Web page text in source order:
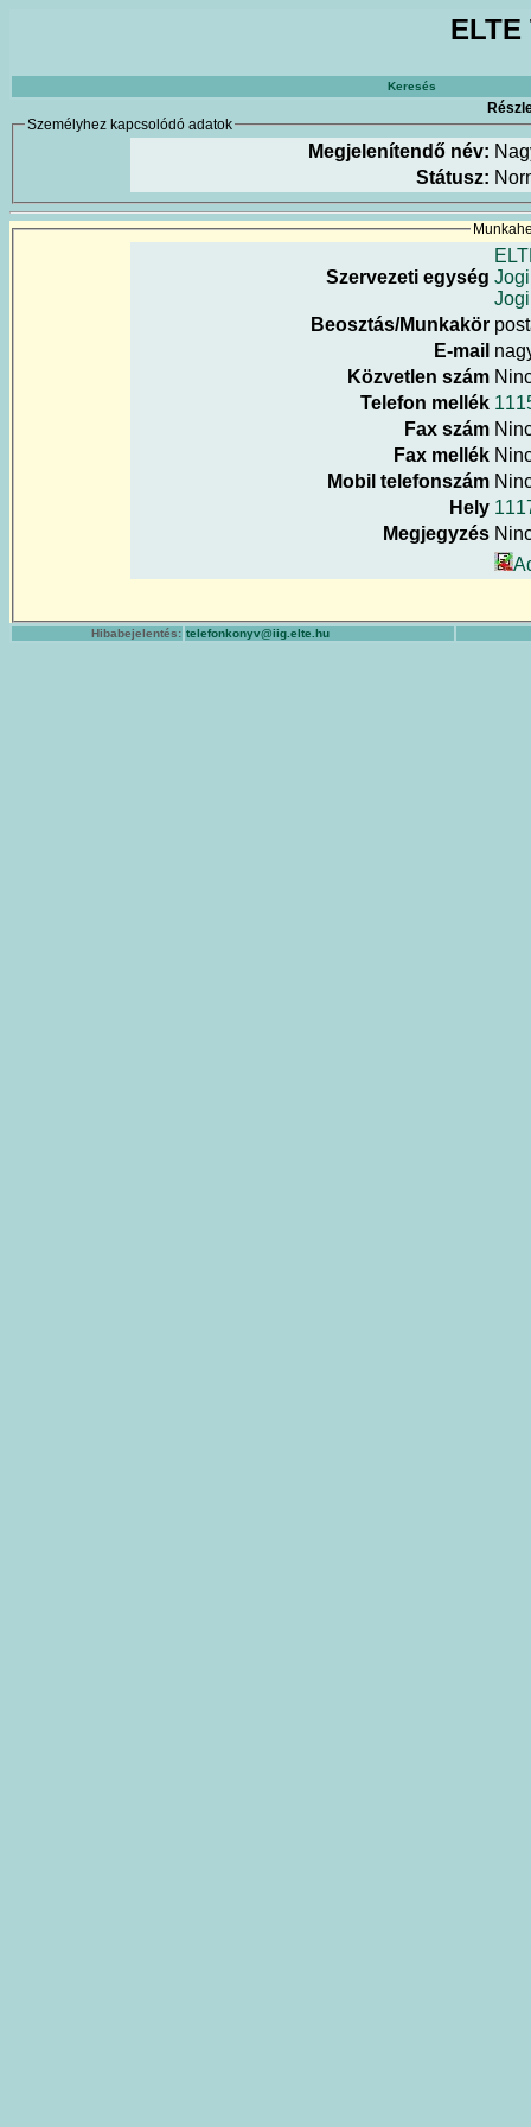
Keresés
Személyhez kapcsolódó adatok
Megjelenítendő név:
Státusz:
Szervezeti egység
Beosztás/Munkakör
E-mail
Közvetlen szám
Telefon mellék
Fax szám
Fax mellék
Mobil telefonszám
Hely
Megjegyzés
Hibabejelentés: telefonkonyv@iig.elte.hu